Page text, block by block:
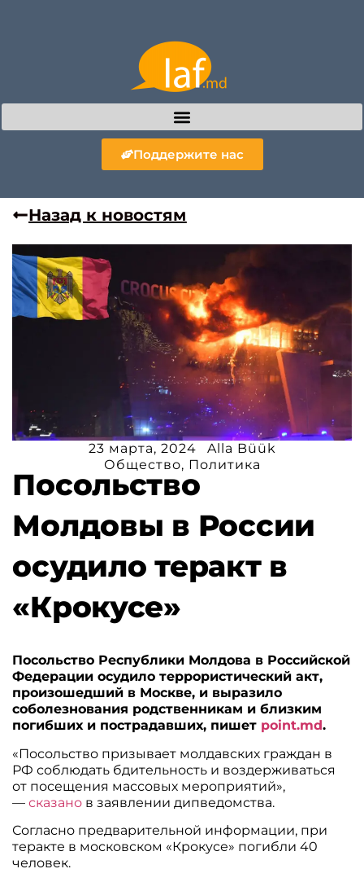
Поддержите нас
Назад к новостям
23 марта, 2024
Alla Büük
Общество, Политика
Посольство
Молдовы в России
осудило теракт в
«Крокусе»
Посольство Республики Молдова в Российской
Федерации осудило террористический акт,
произошедший в Москве, и выразило
соболезнования родственникам и близким
погибших и пострадавших, пишет point.md.
«Посольство призывает молдавских граждан в
РФ соблюдать бдительность и воздерживаться
от посещения массовых мероприятий»,
—сказано в заявлении дипведомства.
Согласно предварительной информации, при
теракте в московском «Крокусе» погибли 40
человек.